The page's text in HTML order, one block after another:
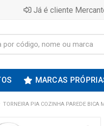
Já é cliente
MARCAS
TORNEIRA PIA COZINHA PAREDE BICA